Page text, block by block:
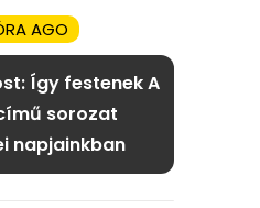
AGO
Így festenek A
sorozat
napjainkban